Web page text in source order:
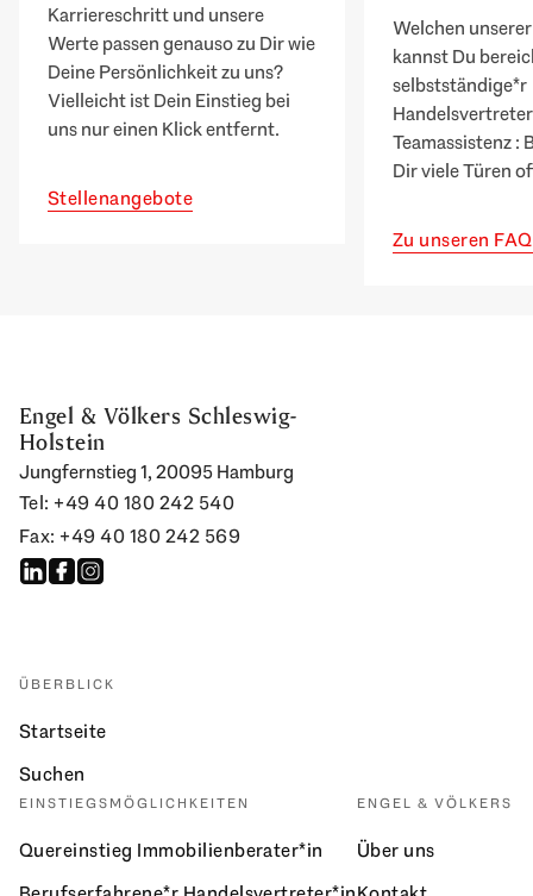
Karriereschritt und unsere
Werte passen genauso zu Dir wie
Deine Persönlichkeit zu uns?
Vielleicht ist Dein Einstieg bei
uns nur einen Klick entfernt.
Stellenangebote
Welchen
kannst Du
selbstständige*r
Teamassistenz :
Dir viele Türen
Zu unseren
Engel & Völkers Schleswig-
Holstein
Jungfernstieg 1, 20095 Hamburg
Tel: +49 40 180 242 540
Fax: +49 40 180 242 569
ÜBERBLICK
Startseite
Suchen
EINSTIEGSMÖGLICHKEITEN
Quereinstieg Immobilienberater*in
ENGEL & VÖLKERS
Über uns